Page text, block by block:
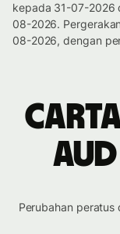
kepada 31-07-2026
08-2026.
08-2026, dengan
Perubahan